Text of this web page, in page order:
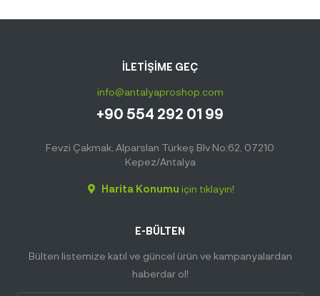
E-BÜLTEN
Bülten listemize katıl ve güncel ürün ve kampanyalardan
haberdar ol!
İLETİŞİME GEÇ
info@antalyaproshop.com
+90 554 292 01 99
Fevzi Çakmak, Alparslan Türkeş Blv No:62, 07210
Kepez/Antalya
Harita Konumu için tıklayın!